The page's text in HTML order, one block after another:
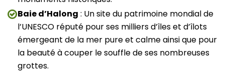
Baie d’Halong : Un site du patrimoine mondial de
l’UNESCO réputé pour ses milliers d’îles et d’îlots
émergeant de la mer pure et calme ainsi que pour
la beauté à couper le souffle de ses nombreuses
grottes.